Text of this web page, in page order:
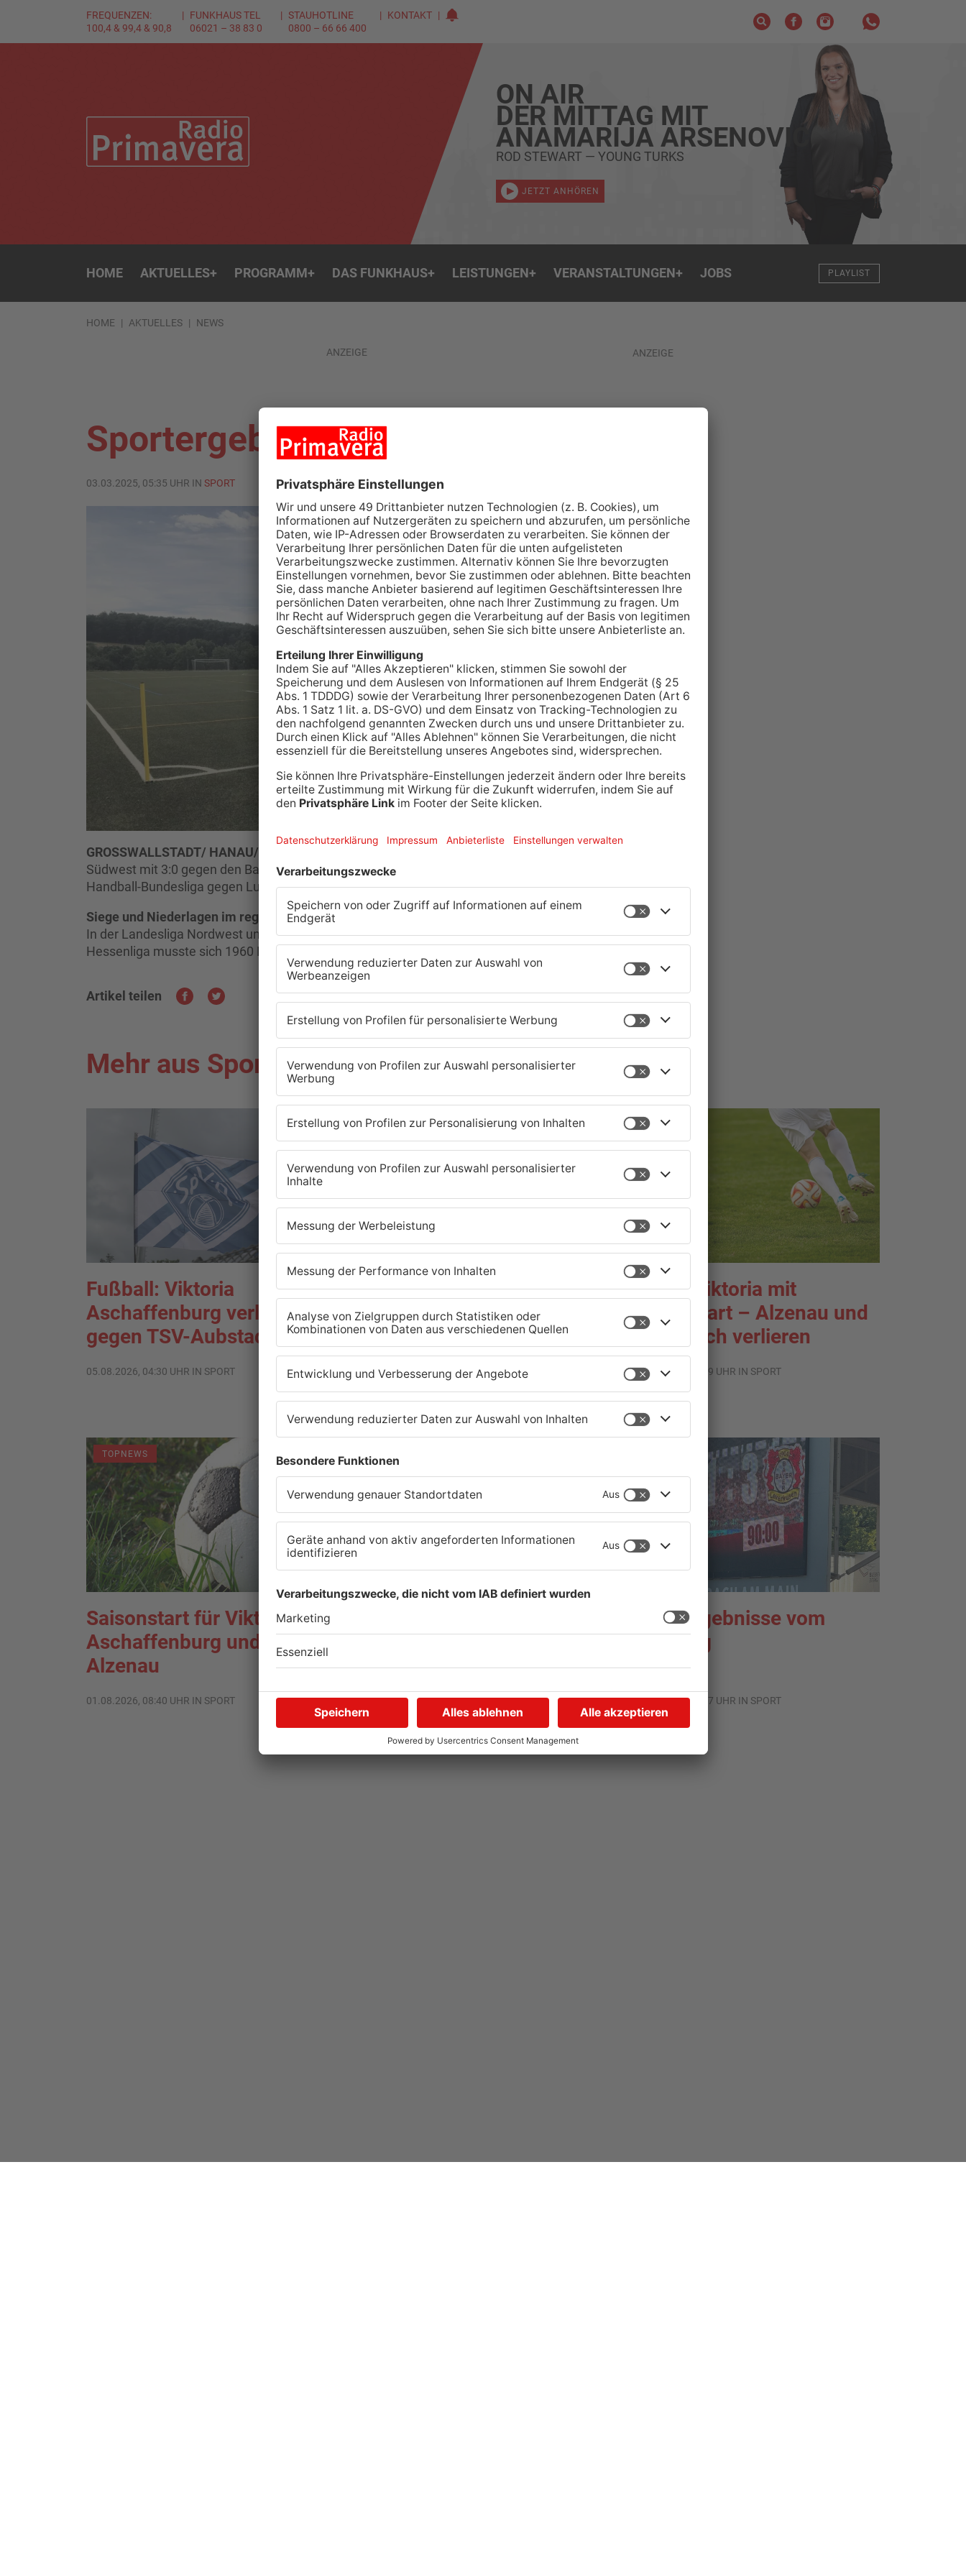
FREQUENZEN:
100,4 & 99,4 & 90,8
FUNKHAUS TEL
06021 – 38 83 0
STAUHOTLINE
0800 – 66 66 400
KONTAKT
ON AIR
DER MITTAG MIT
ANAMARIJA ARSENOVIC
ROD STEWART — YOUNG TURKS
JETZT ANHÖREN
HOME AKTUELLES+ PROGRAMM+ DAS FUNKHAUS+ LEISTUNGEN+ VERANSTALTUNGEN+ JOBS PLAYLIST
HOME AKTUELLES NEWS
ANZEIGE
Sportergebnisse vom Sonntag
03.03.2025, 05:35 UHR IN SPORT
GROSSWALLSTADT/ HANAU/ HAIBACH.
Südwest mit 3:0 gegen den Bahlinger SC gewonnen. Die Wällschter hatten in der 2.
Handball-Bundesliga gegen Ludwigshafen weniger Glück und verloren mit 27:31.
Siege und Niederlagen im regionalen Sport
In der Landesliga Nordwest unterlag Alemannia Haibach mit 0:3 gegen Coburg. Und in der
Hessenliga musste sich 1960 Hanau dem FSV Fernwald mit 0:2 geschlagen geben.
Artikel teilen
ANZEIGE
Mehr aus Sport
Fußball: Viktoria
Aschaffenburg verliert
gegen TSV-Aubstadt
05.08.2026, 04:30 UHR IN SPORT
Sportergebnisse: TV
Großwallstadt gewinnt den
Untermain-Cup
03.08.2026, 07:38 UHR IN SPORT
TOPNEWS
Sport: Viktoria mit
Traumstart – Alzenau und
Offenbach verlieren
02.08.2026, 08:29 UHR IN SPORT
TOPNEWS
Saisonstart für Viktoria
Aschaffenburg und Bayern
Alzenau
01.08.2026, 08:40 UHR IN SPORT
Handball-Elite trifft sich in
Großwallstadt
01.08.2026, 08:37 UHR IN SPORT
Sportergebnisse vom
Samstag
26.07.2026, 09:47 UHR IN SPORT